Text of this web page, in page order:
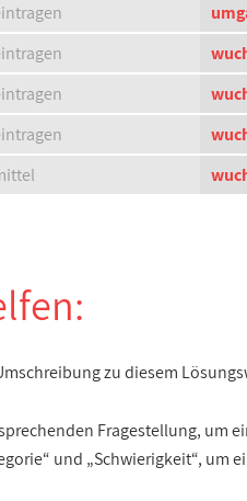
zu diesem
Fragestellung, um
und „Schwierigkeit“,